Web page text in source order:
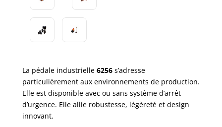
La pédale industrielle 6256s’adresse
particulièrement aux environnements de production.
Elle est disponible avec ou sans système d’arrêt
d’urgence. Elle allie robustesse, légèreté et design
innovant.